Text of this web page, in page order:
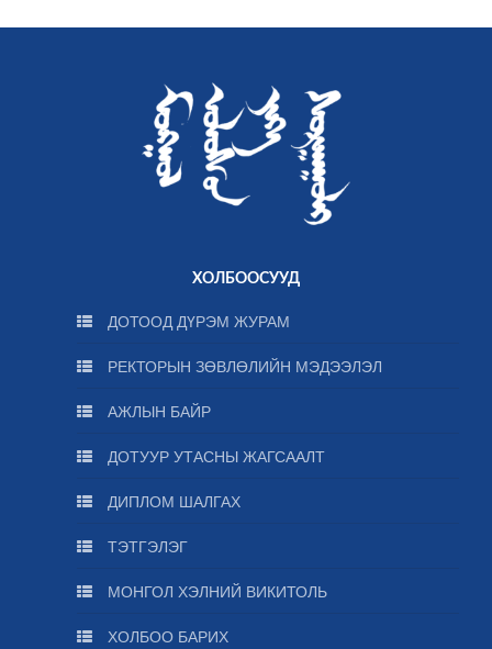
ХОЛБООСУУД
ДОТООД ДҮРЭМ ЖУРАМ
РЕКТОРЫН ЗӨВЛӨЛИЙН МЭДЭЭЛЭЛ
АЖЛЫН БАЙР
ДОТУУР УТАСНЫ ЖАГСААЛТ
ДИПЛОМ ШАЛГАХ
ТЭТГЭЛЭГ
МОНГОЛ ХЭЛНИЙ ВИКИТОЛЬ
ХОЛБОО БАРИХ